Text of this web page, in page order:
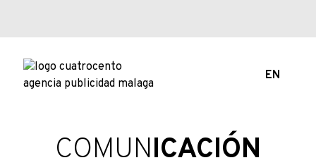
EN
COMUNICACIÓN